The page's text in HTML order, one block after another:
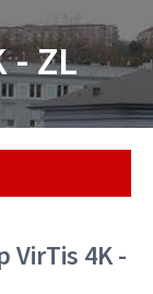
- ZL
VirTis 4K -